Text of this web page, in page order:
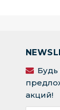
Будь
акций!